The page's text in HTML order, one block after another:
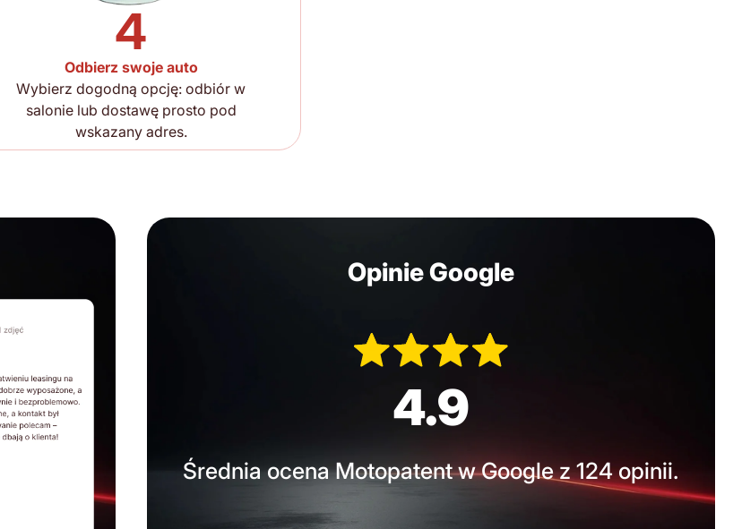
4
Odbierz swoje auto
Wybierz dogodną opcję: odbiór w
salonie lub dostawę prosto pod
wskazany adres.
Opinie Google
4.9
Średnia ocena Motopatent w Google z 124 opinii.